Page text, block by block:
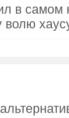
в самом
волю